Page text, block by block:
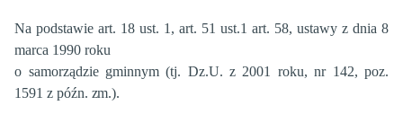
Na podstawie art. 18 ust. 1, art. 51 ust.1 art. 58, ustawy z dnia 8
marca 1990 roku
o samorządzie gminnym (tj. Dz.U. z 2001 roku, nr 142, poz.
1591 zpóźn. zm.).